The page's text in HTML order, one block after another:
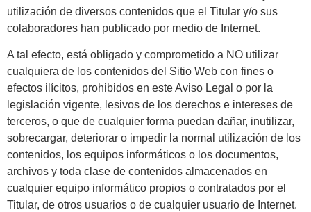
utilización de diversos contenidos que el Titular y/o sus
colaboradores han publicado por medio de Internet.
A tal efecto, está obligado y comprometido a NO utilizar
cualquiera de los contenidos del Sitio Web con fines o
efectos ilícitos, prohibidos en este Aviso Legal o por la
legislación vigente, lesivos de los derechos e intereses de
terceros, o que de cualquier forma puedan dañar, inutilizar,
sobrecargar, deteriorar o impedir la normal utilización de los
contenidos, los equipos informáticos o los documentos,
archivos y toda clase de contenidos almacenados en
cualquier equipo informático propios o contratados por el
Titular, de otros usuarios o de cualquier usuario de Internet.